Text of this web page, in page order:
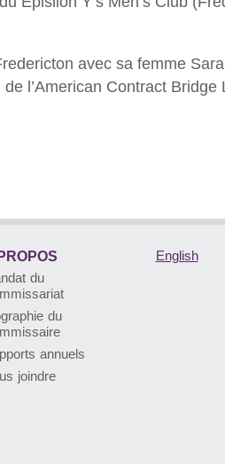
avec sa femme
l’American Contract Bridge
du
du
annuels
joindre
English